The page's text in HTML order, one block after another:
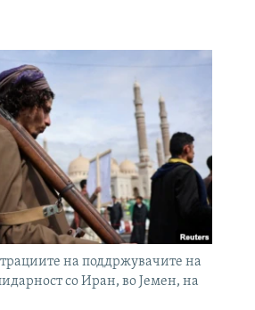
на поддржувачите на
со Иран, во Јемен, на